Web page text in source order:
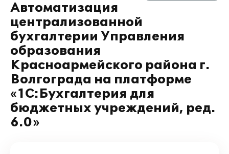
Автоматизация
централизованной
бухгалтерии Управления
образования
Красноармейского района г.
Волгограда на платформе
«1С:Бухгалтерия для
бюджетных учреждений, ред.
6.0»